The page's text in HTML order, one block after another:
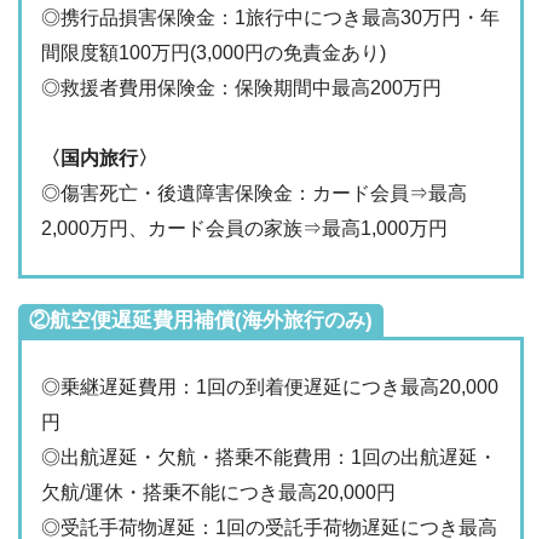
◎携行品損害保険金：1旅行中につき最高30万円・年
間限度額100万円(3,000円の免責金あり)
◎救援者費用保険金：保険期間中最高200万円
〈国内旅行〉
◎傷害死亡・後遺障害保険金：カード会員⇒最高
2,000万円、カード会員の家族⇒最高1,000万円
②航空便遅延費用補償(海外旅行のみ)
◎乗継遅延費用：1回の到着便遅延につき最高20,000
円
◎出航遅延・欠航・搭乗不能費用：1回の出航遅延・
欠航/運休・搭乗不能につき最高20,000円
◎受託手荷物遅延：1回の受託手荷物遅延につき最高